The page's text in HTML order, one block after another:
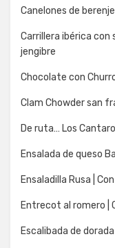
Canelones de
Carrillera ibérica
jengibre
Chocolate con
Clam Chowder san
De ruta… Los
Ensalada de queso
Ensaladilla Rusa |
Entrecot al romero |
Escalibada de